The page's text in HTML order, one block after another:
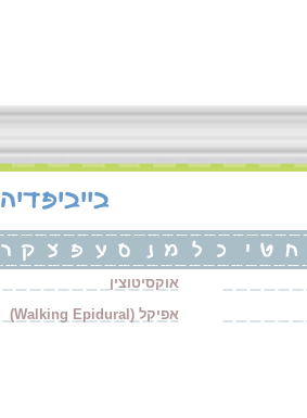
אוקסיטוצין
אפיקל (Walking Epidural)